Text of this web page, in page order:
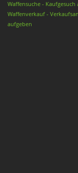
Waffensuche - Kaufgesuch
Waffenverkauf -
aufgeben